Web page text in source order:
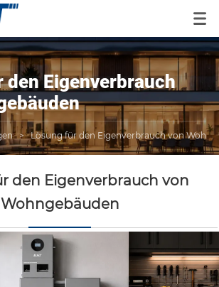
den Eigenverbrauch
> Lösung für den Eigenverbrauch von
den Eigenverbrauch von
Wohngebäuden